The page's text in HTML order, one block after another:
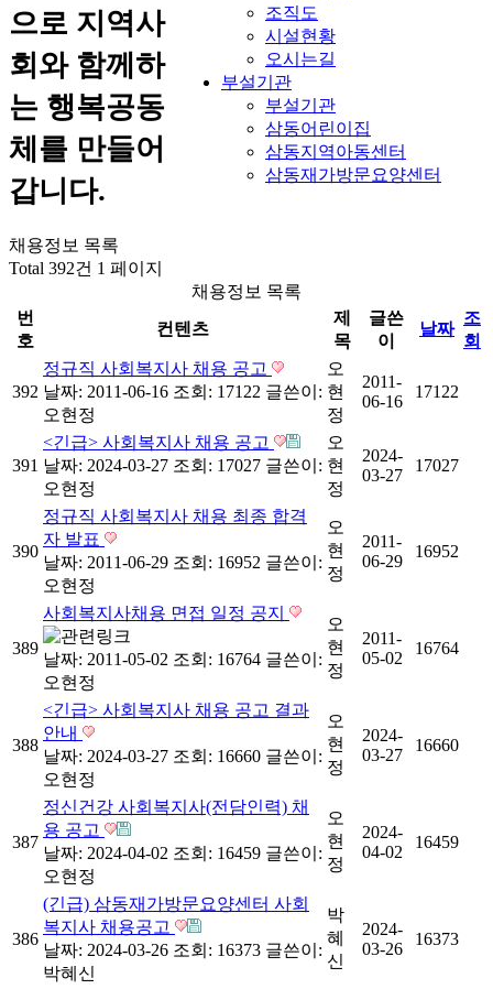
조직도
시설현황
오시는길
부설기관
부설기관
삼동어린이집
삼동지역아동센터
삼동재가방문요양센터
으로 지역사
회와 함께하
는 행복공동
체를 만들어
갑니다.
채용정보 목록
Total 392건 1 페이지
채용정보 목록
번
호
컨텐츠
제
목
글쓴
이
날짜
조
회
392
정규직 사회복지사 채용 공고
날짜: 2011-06-16 조회: 17122 글쓴이:
오현정
오
현
정
2011-
06-16
17122
391
<긴급> 사회복지사 채용 공고
날짜: 2024-03-27 조회: 17027 글쓴이:
오현정
오
현
정
2024-
03-27
17027
390
정규직 사회복지사 채용 최종 합격
자 발표
날짜: 2011-06-29 조회: 16952 글쓴이:
오현정
오
현
정
2011-
06-29
16952
389
사회복지사채용 면접 일정 공지
날짜: 2011-05-02 조회: 16764 글쓴이:
오현정
오
현
정
2011-
05-02
16764
388
<긴급> 사회복지사 채용 공고 결과
안내
날짜: 2024-03-27 조회: 16660 글쓴이:
오현정
오
현
정
2024-
03-27
16660
387
정신건강 사회복지사(전담인력) 채
용 공고
날짜: 2024-04-02 조회: 16459 글쓴이:
오현정
오
현
정
2024-
04-02
16459
386
(긴급) 삼동재가방문요양센터 사회
복지사 채용공고
날짜: 2024-03-26 조회: 16373 글쓴이:
박혜신
박
혜
신
2024-
03-26
16373